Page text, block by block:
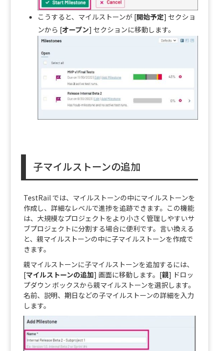
こうすると、マイルストーンが [開始予定] セクショ
ンから [オープン] セクションに移動します。
子マイルストーンの追加
TestRail では、マイルストーンの中にマイルストーンを
作成し、詳細なレベルで進捗を追跡できます。この機能
は、大規模なプロジェクトをより小さく管理しやすいサ
ブプロジェクトに分割する場合に便利です。言い換える
と、親マイルストーンの中に子マイルストーンを作成で
きます。
親マイルストーンに子マイルストーンを追加するには、
[マイルストーンの追加] 画面に移動します。[親] ドロッ
プダウン ボックスから親マイルストーンを選択します。
名前、説明、期日などの子マイルストーンの詳細を入力
します。